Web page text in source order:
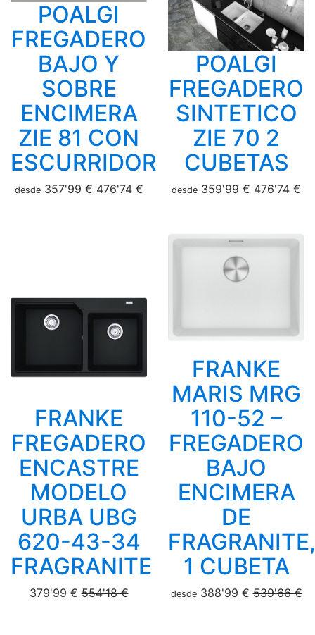
POALGI
FREGADERO
BAJO Y
SOBRE
ENCIMERA
ZIE 81 CON
ESCURRIDOR
desde357'99 €476'74 €
POALGI
FREGADERO
SINTETICO
ZIE 70 2
CUBETAS
desde 359'99 € 476'74 €
FRANKE
FREGADERO
ENCASTRE
MODELO
URBA UBG
620-43-34
FRAGRANITE
379'99 €554'18 €
FRANKE
MARIS MRG
110-52 –
FREGADERO
BAJO
ENCIMERA
DE
FRAGRANITE,
1 CUBETA
desde388'99 €539'66 €